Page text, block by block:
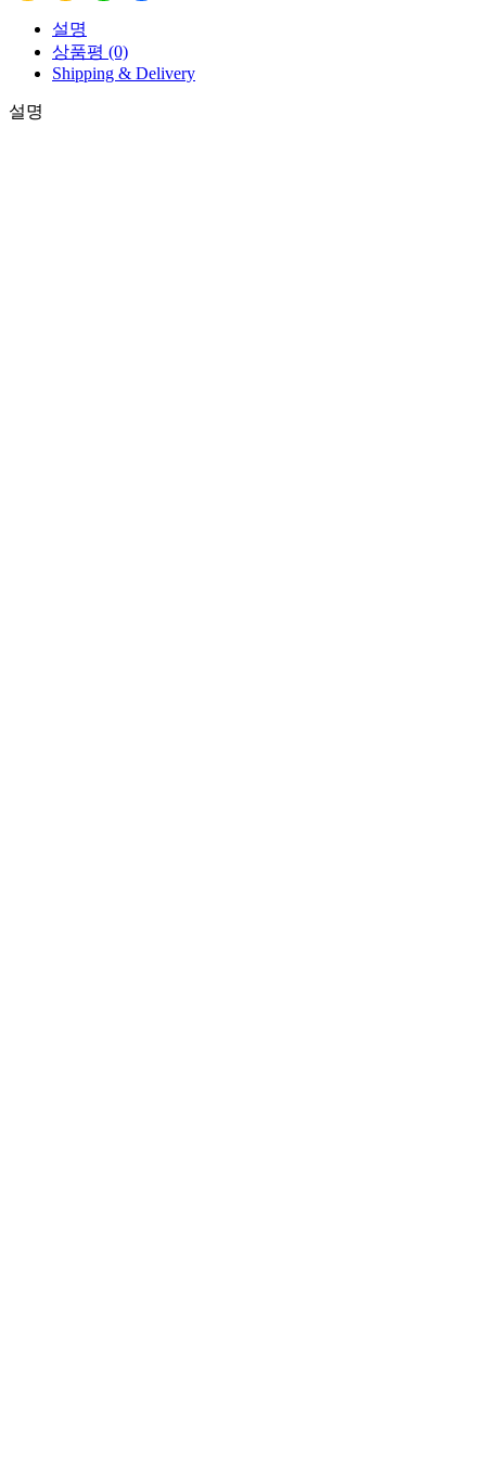
설명
상품평 (0)
Shipping & Delivery
설명